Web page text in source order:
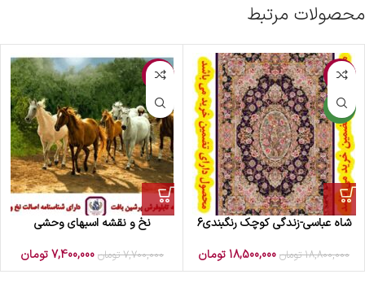
محصولات مرتبط
-2%
جدید
شاه عباسی-زندگی کوچک رنگبندی6
18,800,000 تومان 18,500,000تومان
-4%
نخ و نقشه اسبهای وحشی
7,700,000 تومان 7,400,000تومان